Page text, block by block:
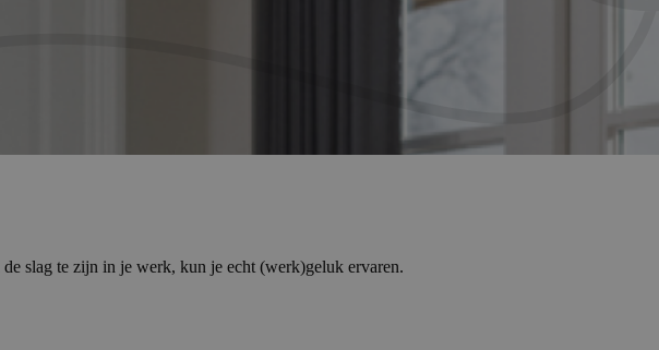
slag te zijn in je werk, kun je echt (werk)geluk ervaren.